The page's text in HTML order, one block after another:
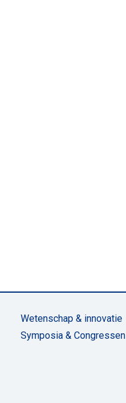
Wetenschap & innovatie
Symposia & Congressen